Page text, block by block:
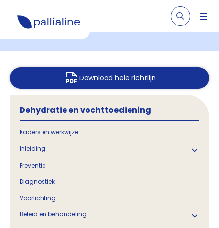
Download hele richtlijn
Dehydratie en vochttoediening
Kaders en werkwijze
Inleiding
Preventie
Diagnostiek
Voorlichting
Beleid en behandeling